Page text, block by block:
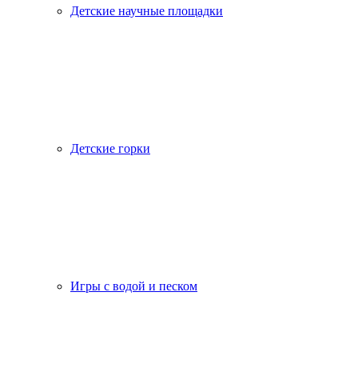
Детские научные площадки
Детские горки
Игры с водой и песком